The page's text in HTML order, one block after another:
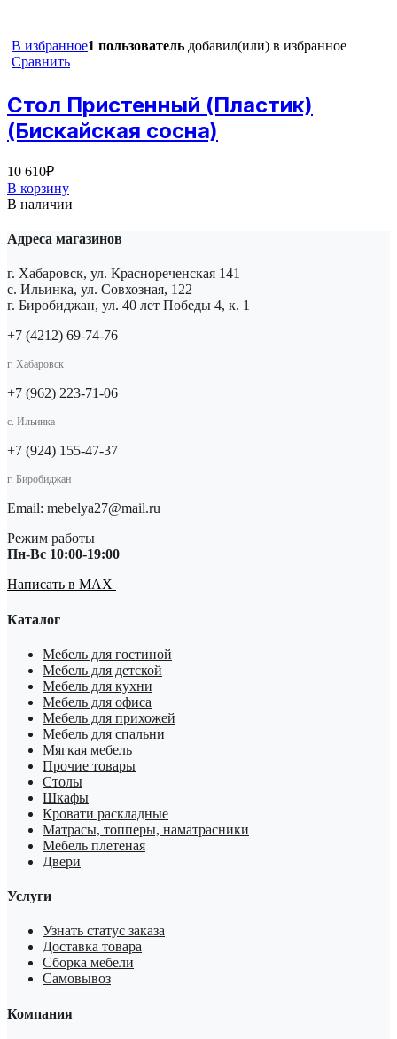
В избранное1 пользователь добавил(или) в избранное
Сравнить
Стол Пристенный (Пластик)
(Бискайская сосна)
10 610₽
В корзину
В наличии
Адреса магазинов
г. Хабаровск, ул. Краснореченская 141
с. Ильинка, ул. Совхозная, 122
г. Биробиджан, ул. 40 лет Победы 4, к. 1
+7 (4212) 69-74-76
г. Хабаровск
+7 (962) 223-71-06
с. Ильинка
+7 (924) 155-47-37
г. Биробиджан
Email: mebelya27@mail.ru
Режим работы
Пн-Вс 10:00-19:00
Написать в MAX
Каталог
Мебель для гостиной
Мебель для детской
Мебель для кухни
Мебель для офиса
Мебель для прихожей
Мебель для спальни
Мягкая мебель
Прочие товары
Столы
Шкафы
Кровати раскладные
Матрасы, топперы, наматрасники
Мебель плетеная
Двери
Услуги
Узнать статус заказа
Доставка товара
Сборка мебели
Самовывоз
Компания